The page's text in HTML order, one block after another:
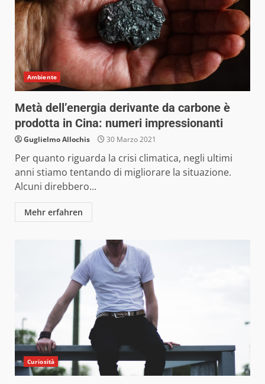
Ambiente
Metà dell’energia derivante da carbone è
prodotta in Cina: numeri impressionanti
Guglielmo Allochis 30 Marzo 2021
Per quanto riguarda la crisi climatica, negli ultimi
anni stiamo tentando di migliorare la situazione.
Alcuni direbbero...
Mehr erfahren
Curiosità